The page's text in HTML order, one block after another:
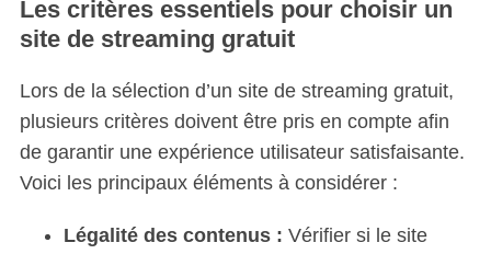
Les critères essentiels pour choisir un
site de streaming gratuit
Lors de la sélection d’un site de streaming gratuit,
plusieurs critères doivent être pris en compte afin
de garantir une expérience utilisateur satisfaisante.
Voici les principaux éléments à considérer :
Légalité des contenus : Vérifier si le site